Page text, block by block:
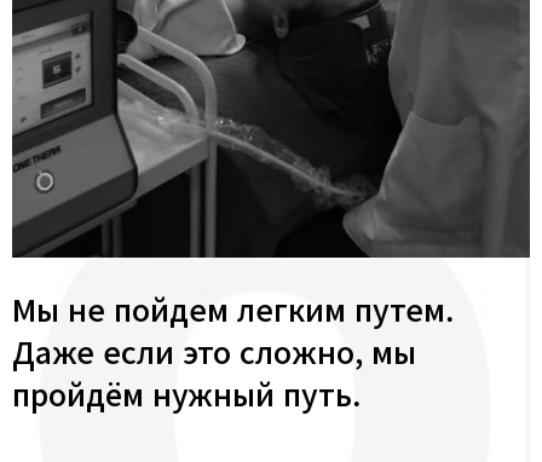
Мы не пойдем легким путем.
Даже если это сложно, мы
пройдём нужный путь.